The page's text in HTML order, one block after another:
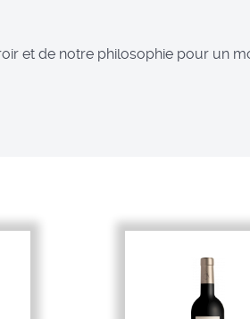
et de notre philosophie pour un